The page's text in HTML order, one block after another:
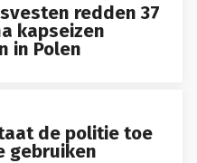
redden 37
kapseizen
in Polen
de politie toe
gebruiken